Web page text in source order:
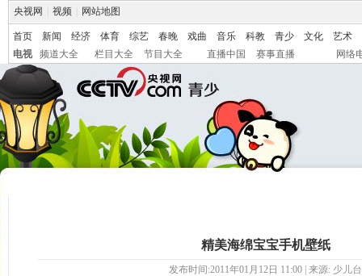
央视网 视频 网站地图
首页 新闻 经济 体育 综艺 春晚 戏曲 音乐 科教 青少 文化
艺术
电视
频道大全 栏目大全 节目大全 直播中国 赛事直播 网络
精美海绵宝宝手机壁纸
发布时间:2011年01月12日 11:00 | 来源: 少儿台